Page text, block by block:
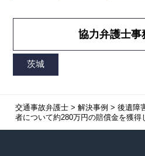
協力弁護士事
交通事故弁護士> 解決事例 > 後遺障
者について約280万円の賠償金を獲得